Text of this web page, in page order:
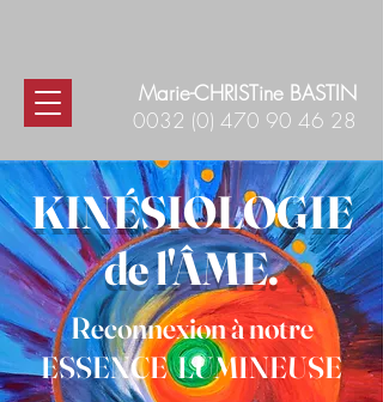
Marie-CHRISTine BASTIN
0032 (0) 470 90 46 28
KINÉSIOLOGIE
de l'ÂME.
Reconnexion à notre
ESSENCE LUMINEUSE